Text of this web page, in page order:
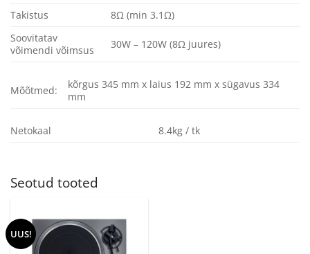
Takistus
8Ω (min 3.1Ω)
Soovitatav
võimendi võimsus
30W – 120W (8Ω juures)
Mõõtmed:
kõrgus 345 mm x laius 192 mm x sügavus 334
mm
Netokaal 8.4kg / tk
Seotud tooted
UUS!